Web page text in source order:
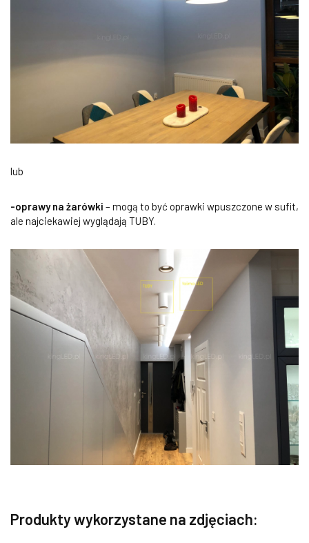
lub
-oprawy na żarówki – mogą to być oprawki wpuszczone w sufit,
ale najciekawiej wyglądają TUBY.
Produkty wykorzystane na zdjęciach: